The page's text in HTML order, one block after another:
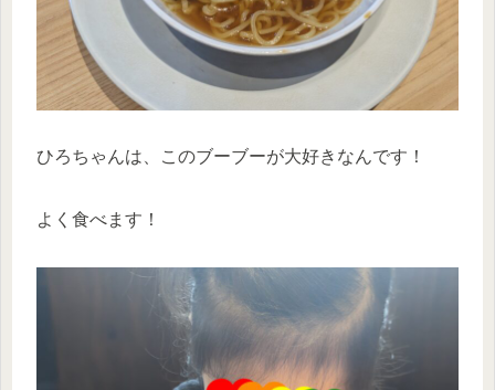
ひろちゃんは、このブーブーが大好きなんです！
よく食べます！